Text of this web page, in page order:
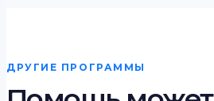
ДРУГИЕ ПРОГРАММЫ